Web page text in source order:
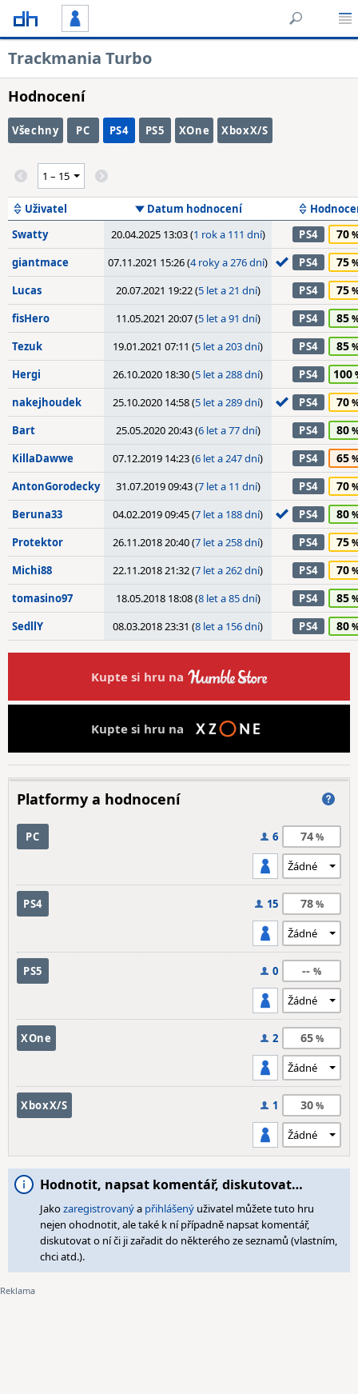
Trackmania Turbo
Hodnocení
Všechny PC PS4 PS5 XOne XboxX/S
Uživatel Datum hodnocení
Swatty
20.04.2025 13:03 (1 rok a 111 dní) PS4 70
giantmace 07.11.2021 15:26 (4 roky a 276 dní) PS4 75
Lucas 20.07.2021 19:22 (5 let a 21 dní) PS4 75
fisHero 11.05.2021 20:07 (5 let a 91 dní) PS4 85
Tezuk 19.01.2021 07:11 (5 let a 203 dní) PS4 85
Hergi 26.10.2020 18:30 (5 let a 288 dní) PS4 100
nakejhoudek 25.10.2020 14:58 (5 let a 289 dní) PS4 70
Bart 25.05.2020 20:43 (6 let a 77 dní) PS4 80
KillaDawwe 07.12.2019 14:23 (6 let a 247 dní) PS4 65
AntonGorodecky 31.07.2019 09:43 (7 let a 11 dní) PS4 70
Beruna33 04.02.2019 09:45 (7 let a 188 dní) PS4 80
Protektor 26.11.2018 20:40 (7 let a 258 dní) PS4 75
Michi88 22.11.2018 21:32 (7 let a 262 dní) PS4 70
tomasino97 18.05.2018 18:08 (8 let a 85 dní) PS4 85
SedllY 08.03.2018 23:31 (8 let a 156 dní) PS4 80
Kupte si hru na
Kupte si hru na
Platformy a hodnocení
PC 6 74
PS4 15 78
PS5 0 --
XOne 2 65
XboxX/S 1 30
Hodnotit, napsat komentář, diskutovat…
Jakozaregistrovanýa přihlášený uživatel můžete tuto hru
nejen ohodnotit, ale také k ní případně napsat komentář,
diskutovat o ní či ji zařadit do některého ze seznamů (vlastním,
chci atd.).